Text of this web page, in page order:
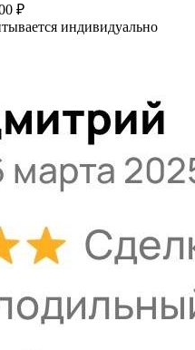
₽
индивидуально